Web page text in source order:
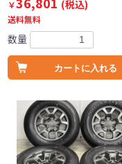
￥ (税込)
送料無料
数量
カートに入れる